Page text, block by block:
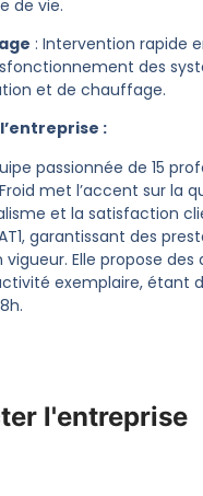
de vie.
: Intervention rapide
des
et de chauffage.
:
passionnée de 15
met l’accent sur la
et la satisfaction
garantissant des
vigueur. Elle propose
exemplaire, étant
l'entreprise